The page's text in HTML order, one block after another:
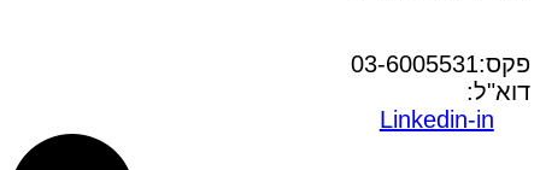
פקס:03-6005531
דוא"ל:
Linkedin-in